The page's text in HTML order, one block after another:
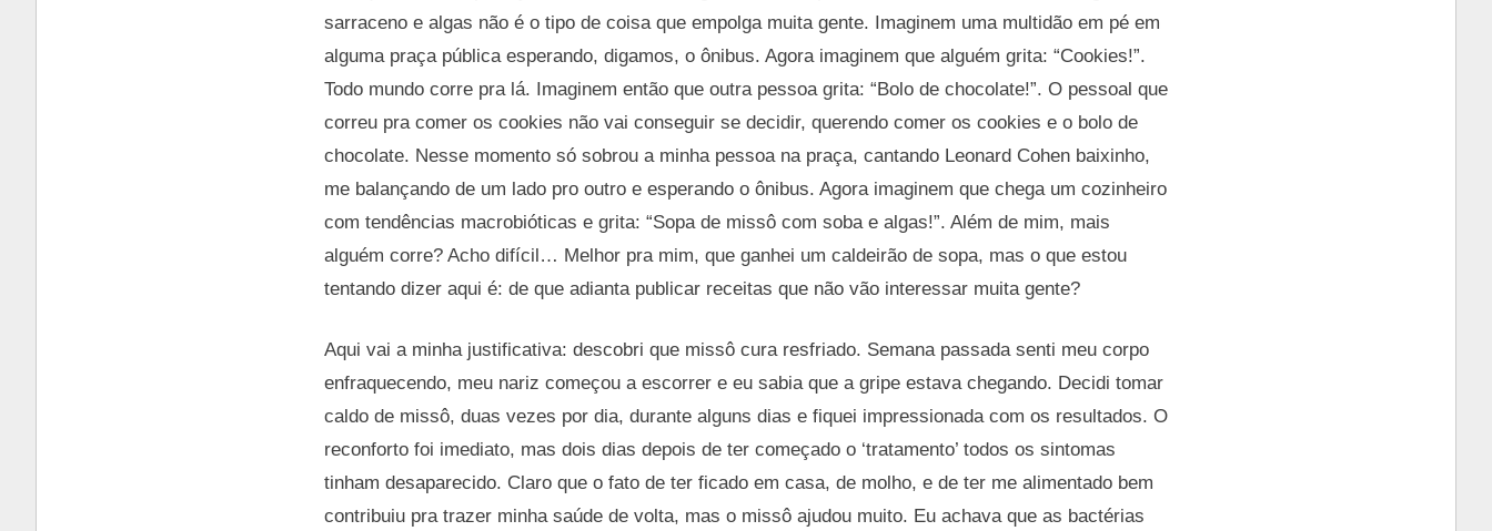
sarraceno e algas não é o tipo de coisa que empolga muita gente. Imaginem uma multidão em pé em
alguma praça pública esperando, digamos, o ônibus. Agora imaginem que alguém grita: “Cookies!”.
Todo mundo corre pra lá. Imaginem então que outra pessoa grita: “Bolo de chocolate!”. O pessoal que
correu pra comer os cookies não vai conseguir se decidir, querendo comer os cookies e o bolo de
chocolate. Nesse momento só sobrou a minha pessoa na praça, cantando Leonard Cohen baixinho,
me balançando de um lado pro outro e esperando o ônibus. Agora imaginem que chega um cozinheiro
com tendências macrobióticas e grita: “Sopa de missô com soba e algas!”. Além de mim, mais
alguém corre? Acho difícil… Melhor pra mim, que ganhei um caldeirão de sopa, mas o que estou
tentando dizer aqui é: de que adianta publicar receitas que não vão interessar muita gente?
Aqui vai a minha justificativa: descobri que missô cura resfriado. Semana passada senti meu corpo
enfraquecendo, meu nariz começou a escorrer e eu sabia que a gripe estava chegando. Decidi tomar
caldo de missô, duas vezes por dia, durante alguns dias e fiquei impressionada com os resultados. O
reconforto foi imediato, mas dois dias depois de ter começado o ‘tratamento’ todos os sintomas
tinham desaparecido. Claro que o fato de ter ficado em casa, de molho, e de ter me alimentado bem
contribuiu pra trazer minha saúde de volta, mas o missô ajudou muito. Eu achava que as bactérias